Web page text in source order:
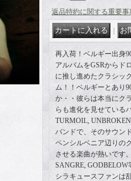
返品特約に関する重要事
再入荷！ベルギー出身
アルバムをGSRからド
に推し進めたクラシッ
ム！！ベルギーとあり
か・・彼らは本当にク
らも進化を見せている
TURMOIL,
バンドで、そのサウン
ペンシルベニア辺りの
させる楽曲が熱いです
SANGRE,
シラキュースファンは